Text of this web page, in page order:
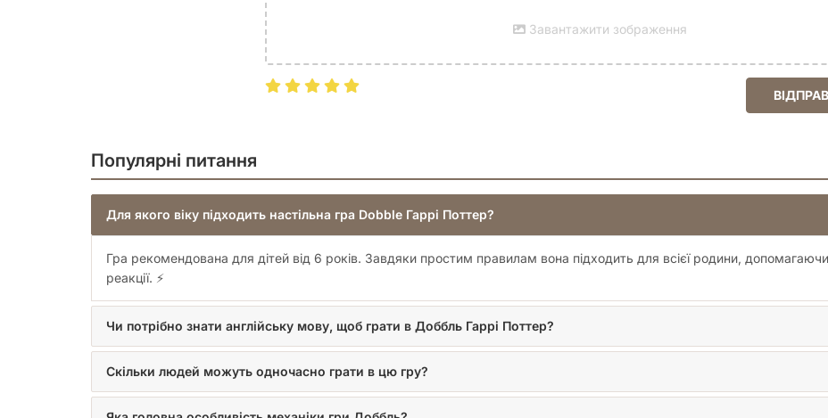
Завантажити зображення
Популярні питання
Для якого віку підходить настільна гра Dobble Гаррі Поттер?
Гра рекомендована для дітей від 6 років. Завдяки простим правилам вона підходить для всієї родини,
реакції. ⚡️
Чи потрібно знати англійську мову, щоб грати в Доббль Гаррі Поттер?
Скільки людей можуть одночасно грати в цю гру?